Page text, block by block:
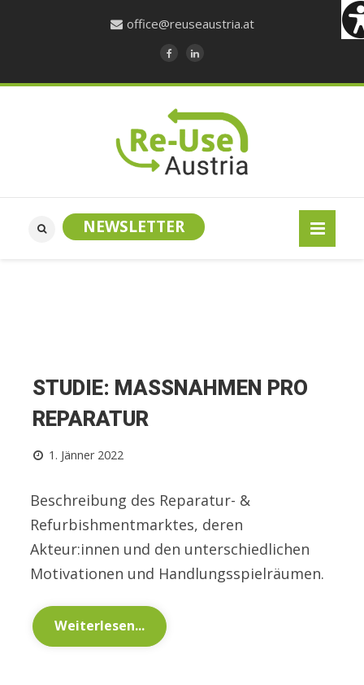
office@reuseaustria.at
NEWSLETTER
STUDIE: MASSNAHMEN PRO R
EPARATUR
1. Jänner 2022
Beschreibung des Reparatur- &
Refurbishmentmarktes, deren
Akteur:innen und den unterschiedlichen
Motivationen und Handlungsspielräumen.
Weiterlesen...